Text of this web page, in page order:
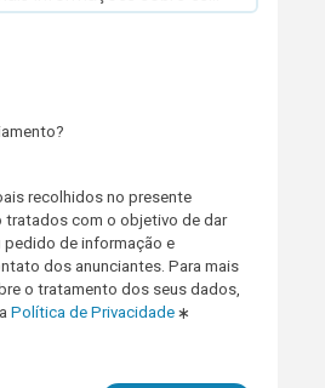
recolhidos no presente
tratados com o objetivo de dar
pedido de informação e
dos anunciantes. Para mais
o tratamento dos seus dados,
Política de Privacidade